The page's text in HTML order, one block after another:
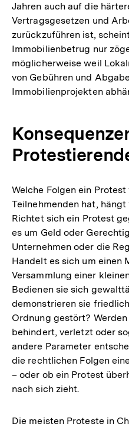
Jahren auch auf die
Vertragsgesetzen und
zurückzuführen ist,
Immobilienbetrug nur
möglicherweise weil
von Gebühren und
Immobilienprojekten
Welche Folgen ein
Teilnehmenden hat,
Richtet sich ein Protest
es um Geld oder
Unternehmen oder die
Handelt es sich um einen
Versammlung einer
Bedienen sie sich
demonstrieren sie
Ordnung gestört?
behindert, verletzt oder
andere Parameter
die rechtlichen Folgen
– oder ob ein Protest
nach sich zieht.
Die meisten Proteste in